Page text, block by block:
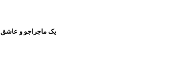
یک ماجراجو و